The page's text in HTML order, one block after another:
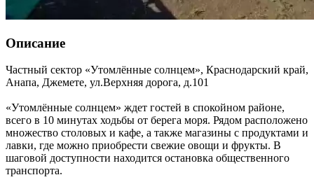
Описание
Частный сектор «Утомлённые солнцем», Краснодарский край,
Анапа, Джемете, ул.Верхняя дорога, д.101
«Утомлённые солнцем» ждет гостей в спокойном районе,
всего в 10 минутах ходьбы от берега моря. Рядом расположено
множество столовых и кафе, а также магазины с продуктами и
лавки, где можно приобрести свежие овощи и фрукты. В
шаговой доступности находится остановка общественного
транспорта.